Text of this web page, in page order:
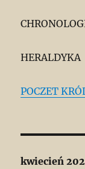
HERALDYKA
POCZET
kwiecień